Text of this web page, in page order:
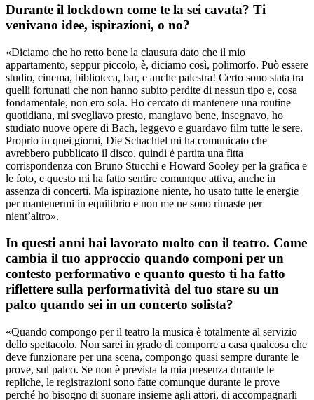
Durante il lockdown come te la sei cavata? Ti
venivano idee, ispirazioni, o no?
«Diciamo che ho retto bene la clausura dato che il mio
appartamento, seppur piccolo, è, diciamo così, polimorfo. Può essere
studio, cinema, biblioteca, bar, e anche palestra! Certo sono stata tra
quelli fortunati che non hanno subito perdite di nessun tipo e, cosa
fondamentale, non ero sola. Ho cercato di mantenere una routine
quotidiana, mi svegliavo presto, mangiavo bene, insegnavo, ho
studiato nuove opere di Bach, leggevo e guardavo film tutte le sere.
Proprio in quei giorni, Die Schachtel mi ha comunicato che
avrebbero pubblicato il disco, quindi è partita una fitta
corrispondenza con Bruno Stucchi e Howard Sooley per la grafica e
le foto, e questo mi ha fatto sentire comunque attiva, anche in
assenza di concerti. Ma ispirazione niente, ho usato tutte le energie
per mantenermi in equilibrio e non me ne sono rimaste per
nient’altro».
In questi anni hai lavorato molto con il teatro. Come
cambia il tuo approccio quando componi per un
contesto performativo e quanto questo ti ha fatto
riflettere sulla performatività del tuo stare su un
palco quando sei in un concerto solista?
«Quando compongo per il teatro la musica è totalmente al servizio
dello spettacolo. Non sarei in grado di comporre a casa qualcosa che
deve funzionare per una scena, compongo quasi sempre durante le
prove, sul palco. Se non è prevista la mia presenza durante le
repliche, le registrazioni sono fatte comunque durante le prove
perché ho bisogno di suonare insieme agli attori, di accompagnarli